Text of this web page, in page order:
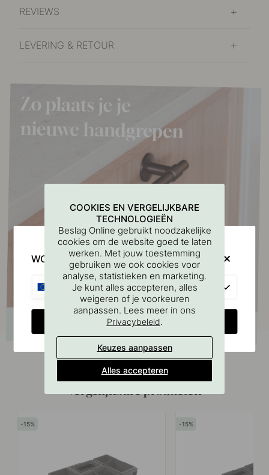
REVIEWS
LEVERING & RETOUR
Vergelijkbare producten
15 15
COOKIES EN VERGELIJKBARE
TECHNOLOGIEËN
Beslag Online gebruikt noodzakelijke
cookies om de website goed te laten
werken. Met jouw toestemming
gebruiken we ook cookies voor
analyse, statistieken en marketing.
Je kunt alles accepteren, alles
weigeren of je voorkeuren
aanpassen. Lees meer in ons
Privacybeleid.
Keuzes aanpassen
Alles accepteren
WOULD YOU RATHER VISIT?
CHANGE COUNTRY